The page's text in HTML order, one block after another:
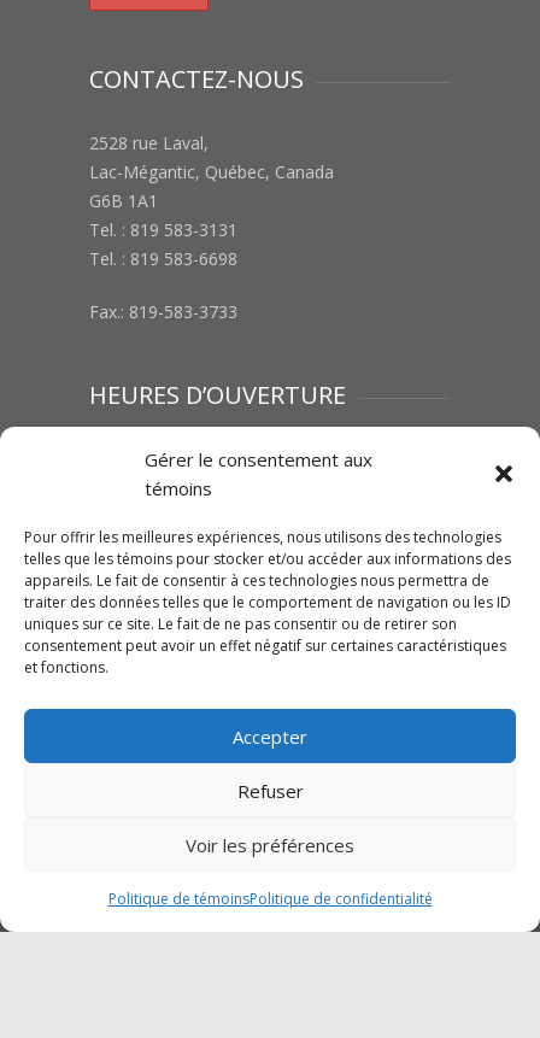
Gérer le consentement aux
témoins
Pour offrir les meilleures expériences, nous utilisons des technologies
telles que les témoins pour stocker et/ou accéder aux informations des
appareils. Le fait de consentir à ces technologies nous permettra de
traiter des données telles que le comportement de navigation ou les ID
uniques sur ce site. Le fait de ne pas consentir ou de retirer son
consentement peut avoir un effet négatif sur certaines caractéristiques
et fonctions.
Accepter
Refuser
Voir les préférences
Politique de témoinsPolitique de confidentialité
CONTACTEZ-NOUS
2528 rue Laval,
Lac-Mégantic, Québec, Canada
G6B 1A1
Tel. : 819 583-3131
Tel. : 819 583-6698
Fax.: 819-583-3733
HEURES D’OUVERTURE
Dimanche : Fermé
SUIVEZ-NOUS SUR FACEBOOK
Traction Mégantic-Mahindra
Cliquez pour accepter les témoins
marketing et activer ce contenu